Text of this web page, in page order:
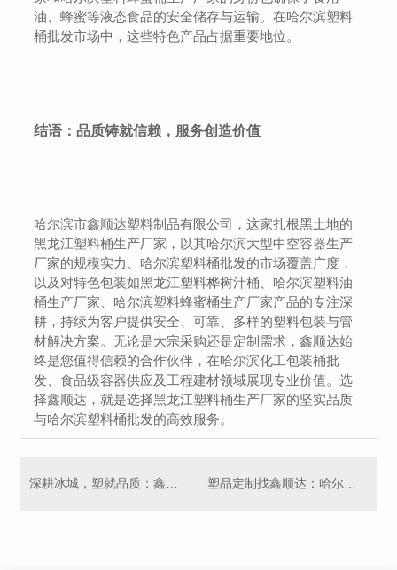
油、蜂蜜等液态食品的安全储存与运输。在哈尔滨塑料
桶批发市场中，这些特色产品占据重要地位。
结语：品质铸就信赖，服务创造价值
哈尔滨市鑫顺达塑料制品有限公司，这家扎根黑土地的
黑龙江塑料桶生产厂家，以其哈尔滨大型中空容器生产
厂家的规模实力、哈尔滨塑料桶批发的市场覆盖广度，
以及对特色包装如黑龙江塑料桦树汁桶、哈尔滨塑料油
桶生产厂家、哈尔滨塑料蜂蜜桶生产厂家产品的专注深
耕，持续为客户提供安全、可靠、多样的塑料包装与管
材解决方案。无论是大宗采购还是定制需求，鑫顺达始
终是您值得信赖的合作伙伴，在哈尔滨化工包装桶批
发、食品级容器供应及工程建材领域展现专业价值。选
择鑫顺达，就是选择黑龙江塑料桶生产厂家的坚实品质
与哈尔滨塑料桶批发的高效服务。